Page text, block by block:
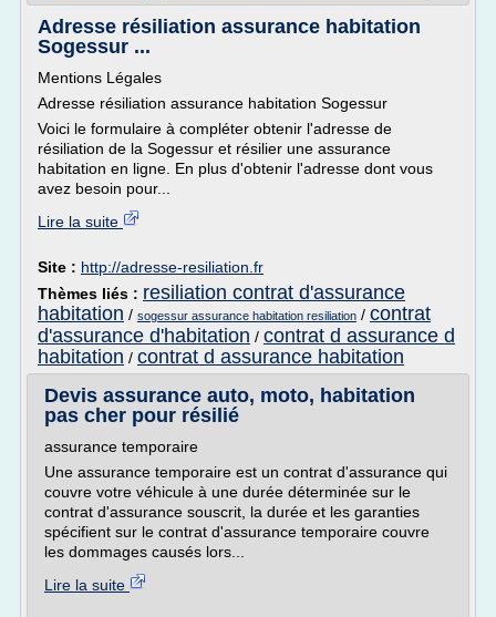
Adresse résiliation assurance habitation
Sogessur ...
Mentions Légales
Adresse résiliation assurance habitation Sogessur
Voici le formulaire à compléter obtenir l'adresse de
résiliation de la Sogessur et résilier une assurance
habitation en ligne. En plus d'obtenir l'adresse dont vous
avez besoin pour...
Lire la suite
Site : http://adresse-resiliation.fr
Thèmes liés : resiliation contrat d'assurance
habitation / sogessur assurance habitation resiliation / contrat
d'assurance d'habitation / contrat d assurance d
habitation / contrat d assurance habitation
Devis assurance auto, moto, habitation
pas cher pour résilié
assurance temporaire
Une assurance temporaire est un contrat d'assurance qui
couvre votre véhicule à une durée déterminée sur le
contrat d'assurance souscrit, la durée et les garanties
spécifient sur le contrat d'assurance temporaire couvre
les dommages causés lors...
Lire la suite